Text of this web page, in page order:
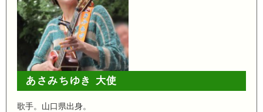
あさみちゆき 大使
歌手。山口県出身。